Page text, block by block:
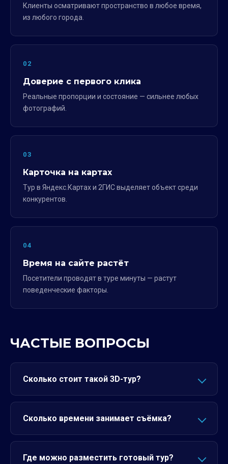
Клиенты осматривают пространство в любое время,
из любого города.
02
Доверие с первого клика
Реальные пропорции и состояние — сильнее любых
фотографий.
03
Карточка на картах
Тур в Яндекс.Картах и 2ГИС выделяет объект среди
конкурентов.
04
Время на сайте растёт
Посетители проводят в туре минуты — растут
поведенческие факторы.
ЧАСТЫЕ ВОПРОСЫ
Сколько стоит такой 3D-тур?
Сколько времени занимает съёмка?
Где можно разместить готовый тур?